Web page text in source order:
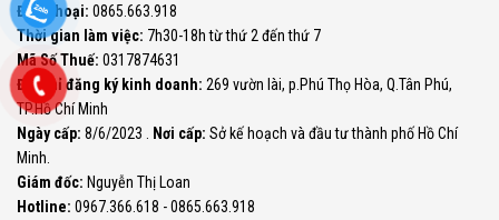
Điện thoại: 0865.663.918
Thời gian làm việc: 7h30-18h từ thứ 2 đến thứ 7
Mã Số Thuế: 0317874631
Địa chỉ đăng ký kinh doanh: 269 vườn lài, p.Phú Thọ Hòa, Q.Tân Phú,
TP.Hồ Chí Minh
Ngày cấp: 8/6/2023 . Nơi cấp: Sở kế hoạch và đầu tư thành phố Hồ Chí
Minh.
Giám đốc: Nguyễn Thị Loan
Hotline: 0967.366.618 - 0865.663.918